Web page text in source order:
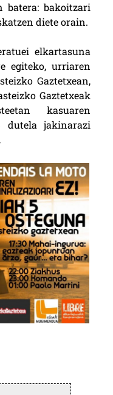
batera: bakoitzari
diete orain.
elkartasuna
egiteko, urriaren
Gaztetxean,
Gaztetxeak
kasuaren
dutela jakinarazi